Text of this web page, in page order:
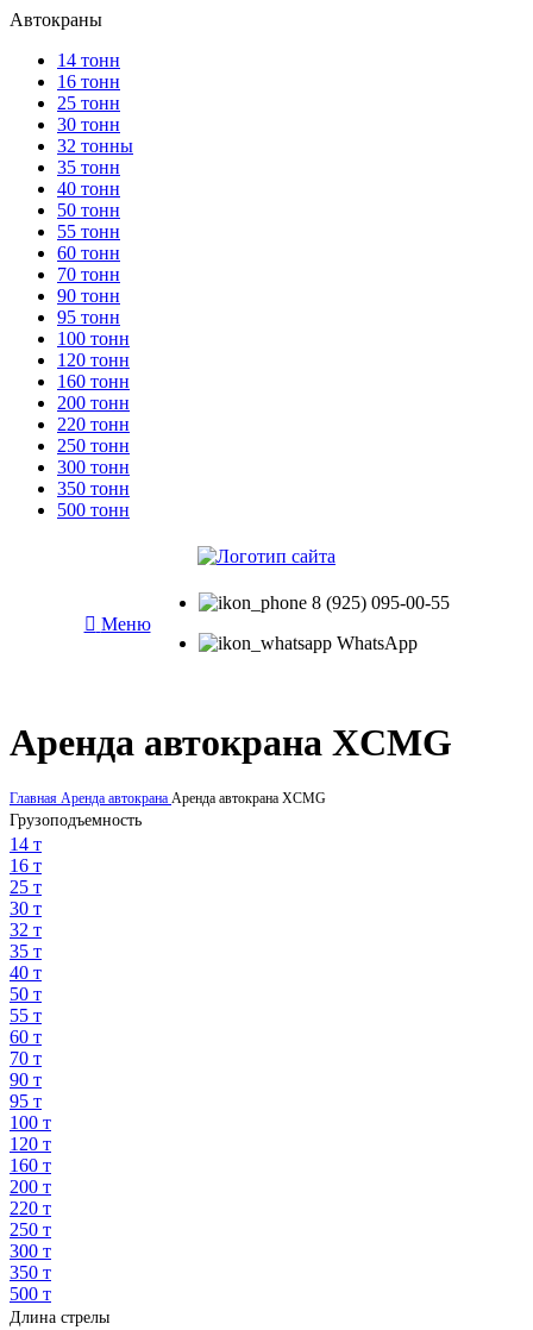
Автокраны
14 тонн
16 тонн
25 тонн
30 тонн
32 тонны
35 тонн
40 тонн
50 тонн
55 тонн
60 тонн
70 тонн
90 тонн
95 тонн
100 тонн
120 тонн
160 тонн
200 тонн
220 тонн
250 тонн
300 тонн
350 тонн
500 тонн
Меню
8 (925) 095-00-55
WhatsApp
Аренда автокрана XCMG
Главная Аренда автокрана Аренда автокрана XCMG
Грузоподъемность
14 т
16 т
25 т
30 т
32 т
35 т
40 т
50 т
55 т
60 т
70 т
90 т
95 т
100 т
120 т
160 т
200 т
220 т
250 т
300 т
350 т
500 т
Длина стрелы